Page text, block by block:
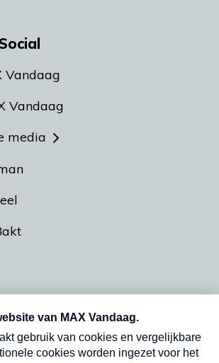
Vandaag
Vandaag
media
vrijdag- en dinsdagochtend in